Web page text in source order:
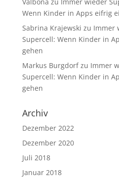
Wenn Kinder in Apps eifrig
Sabrina Krajewski zu Immer
Supercell: Wenn Kinder in
gehen
Markus Burgdorfzu Immer
Supercell: Wenn Kinder in
gehen
Archiv
Dezember 2022
Dezember 2020
Juli 2018
Januar 2018